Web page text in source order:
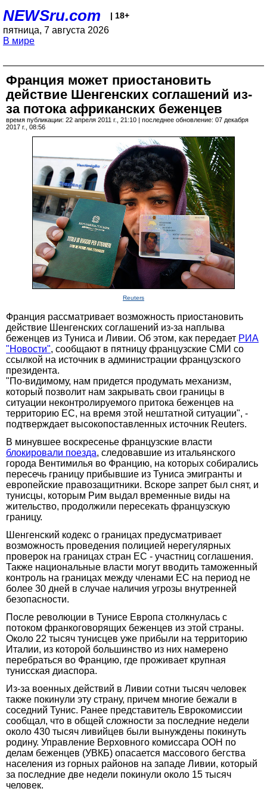
NEWSru.com | 18+
пятница, 7 августа 2026
В мире
Франция может приостановить
действие Шенгенских соглашений из-
за потока африканских беженцев
время публикации: 22 апреля 2011 г., 21:10 | последнее обновление: 07 декабря
2017 г., 08:56
Reuters
Франция рассматривает возможность приостановить
действие Шенгенских соглашений из-за наплыва
беженцев из Туниса и Ливии. Об этом, как передает РИА
"Новости", сообщают в пятницу французские СМИ со
ссылкой на источник в администрации французского
президента.
"По-видимому, нам придется продумать механизм,
который позволит нам закрывать свои границы в
ситуации неконтролируемого притока беженцев на
территорию ЕС, на время этой нештатной ситуации", -
подтверждает высокопоставленных источник Reuters.
В минувшее воскресенье французские власти
блокировали поезда, следовавшие из итальянского
города Вентимилья во Францию, на которых собирались
пересечь границу прибывшие из Туниса эмигранты и
европейские правозащитники. Вскоре запрет был снят, и
тунисцы, которым Рим выдал временные виды на
жительство, продолжили пересекать французскую
границу.
Шенгенский кодекс о границах предусматривает
возможность проведения полицией нерегулярных
проверок на границах стран ЕС - участниц соглашения.
Также национальные власти могут вводить таможенный
контроль на границах между членами ЕС на период не
более 30 дней в случае наличия угрозы внутренней
безопасности.
После революции в Тунисе Европа столкнулась с
потоком франкоговорящих беженцев из этой страны.
Около 22 тысяч тунисцев уже прибыли на территорию
Италии, из которой большинство из них намерено
перебраться во Францию, где проживает крупная
тунисская диаспора.
Из-за военных действий в Ливии сотни тысяч человек
также покинули эту страну, причем многие бежали в
соседний Тунис. Ранее представитель Еврокомиссии
сообщал, что в общей сложности за последние недели
около 430 тысяч ливийцев были вынуждены покинуть
родину. Управление Верховного комиссара ООН по
делам беженцев (УВКБ) опасается массового бегства
населения из горных районов на западе Ливии, который
за последние две недели покинули около 15 тысяч
человек.